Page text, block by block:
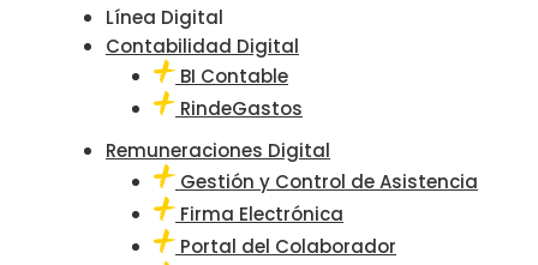
Línea Digital
Contabilidad Digital
BI Contable
RindeGastos
Remuneraciones Digital
Gestión y Control de Asistencia
Firma Electrónica
Portal del Colaborador